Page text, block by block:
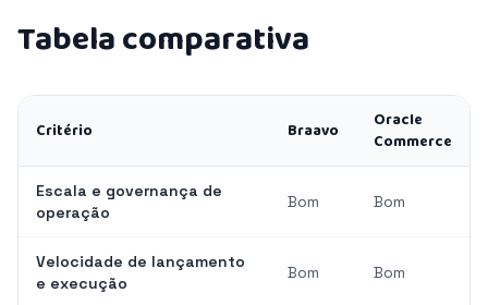
Tabela comparativa
Critério Braavo
Oracle
Commerce
Escala e governança de
operação
Bom Bom
Velocidade de lançamento
e execução
Bom Bom